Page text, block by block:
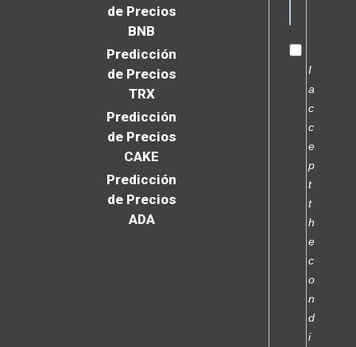
de Precios
BNB
Predicción
de Precios
TRX
Predicción
de Precios
CAKE
Predicción
de Precios
ADA
I
a
c
c
e
p
t
t
h
e
c
o
n
d
i